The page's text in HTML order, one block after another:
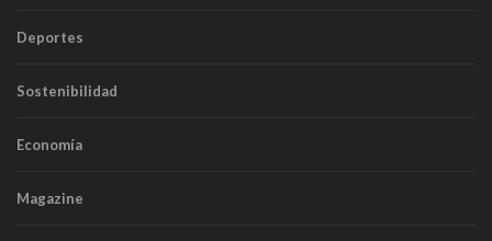
Deportes
Sostenibilidad
Economía
Magazine